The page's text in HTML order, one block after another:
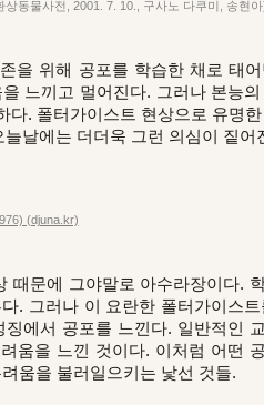
상동물사전, 2001. 7. 10., 구사노 다쿠미, 송현아
을 위해 공포를 학습한 채로 태어
느끼고 멀어진다. 그러나 본능의
. 폴터가이스트 현상으로 유명한
날에는 더더욱 그런 의심이 짙어
(djuna.kr)
때문에 그야말로 아수라장이다.
. 그러나 이 요란한 폴터가이스트
에서 공포를 느낀다. 일반적인
움을 느낀 것이다. 이처럼 어떤
움을 불러일으키는 낯선 것들.